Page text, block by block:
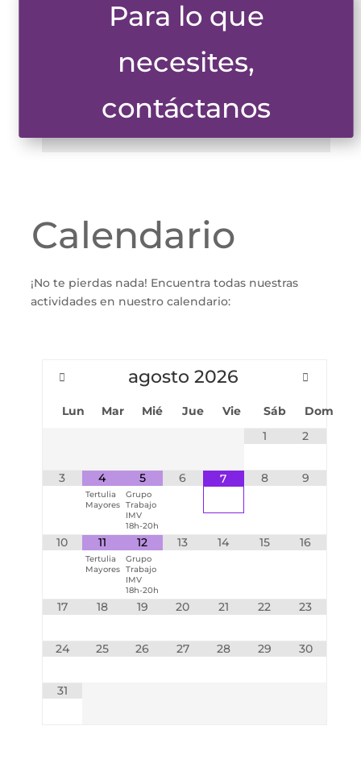
Para lo que
necesites,
contáctanos
Calendario
¡No te pierdas nada! Encuentra todas nuestras
actividades en nuestro calendario:
agosto 2026
Lun Mar Mié Jue Vie Sáb
Dom
1
2
3 4
Tertulia
Mayores
5
Grupo
Trabajo
IMV
18h-20h
6 7 8 9
10 11
Tertulia
Mayores
12
Grupo
Trabajo
IMV
18h-20h
13 14 15 16
17 18 19 20 21 22 23
24 25 26 27 28 29 30
31